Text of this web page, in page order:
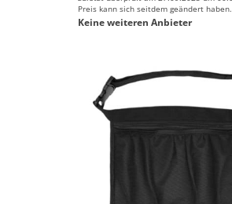
Preis kann sich seitdem geändert haben.
Keine weiteren Anbieter